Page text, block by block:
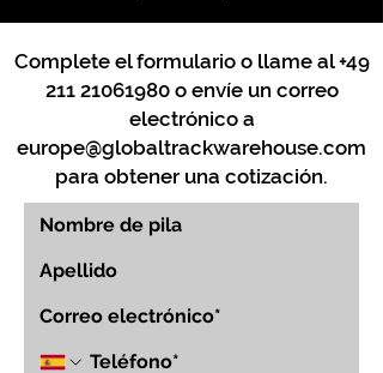
Complete el formulario o llame al+49
211 21061980o envíe un correo
electrónico a
europe@globaltrackwarehouse.com
para obtener una cotización.